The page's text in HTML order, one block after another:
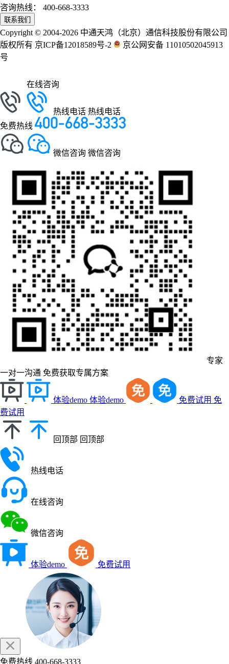
咨询热线： 400-668-3333
联系我们
Copyright © 2004-2026 中通天鸿（北京）通信科技股份有限公司
版权所有 京ICP备12018589号-2
京公网安备 11010502045913
号
在线咨询
热线电话 热线电话
免费热线
微信咨询 微信咨询
专家
一对一沟通 免费获取专属方案
体验demo 体验demo 免费试用 免
费试用
回顶部 回顶部
热线电话
在线咨询
微信咨询
体验demo 免费试用
免费热线 400-668-3333